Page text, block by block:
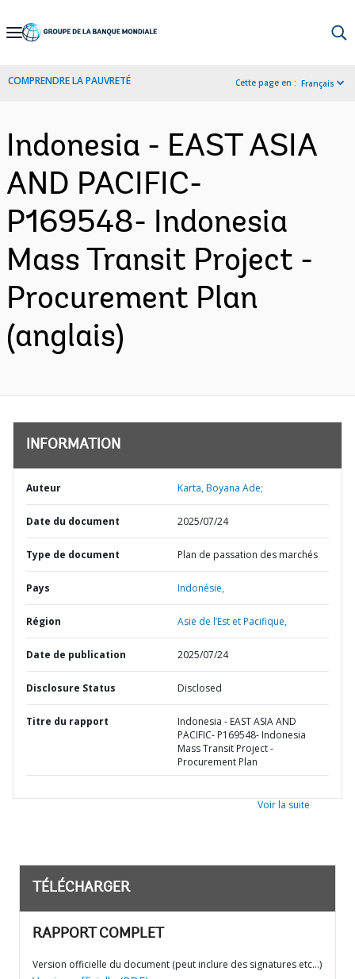
Skip
Navigation
COMPRENDRE LA PAUVRETÉ Cette page en : Français
Indonesia - EAST ASIA
AND PACIFIC-
P169548- Indonesia
Mass Transit Project -
Procurement Plan
(anglais)
INFORMATION
Auteur Karta, Boyana Ade;
Date du document 2025/07/24
Type de document Plan de passation des marchés
Pays Indonésie,
Région Asie de l’Est et Pacifique,
Date de publication 2025/07/24
Disclosure Status Disclosed
Titre du rapport
Indonesia - EAST ASIA AND
PACIFIC- P169548- Indonesia
Mass Transit Project -
Procurement Plan
Voir la suite
TÉLÉCHARGER
RAPPORT COMPLET
Version officielle du document (peut inclure des signatures etc…)